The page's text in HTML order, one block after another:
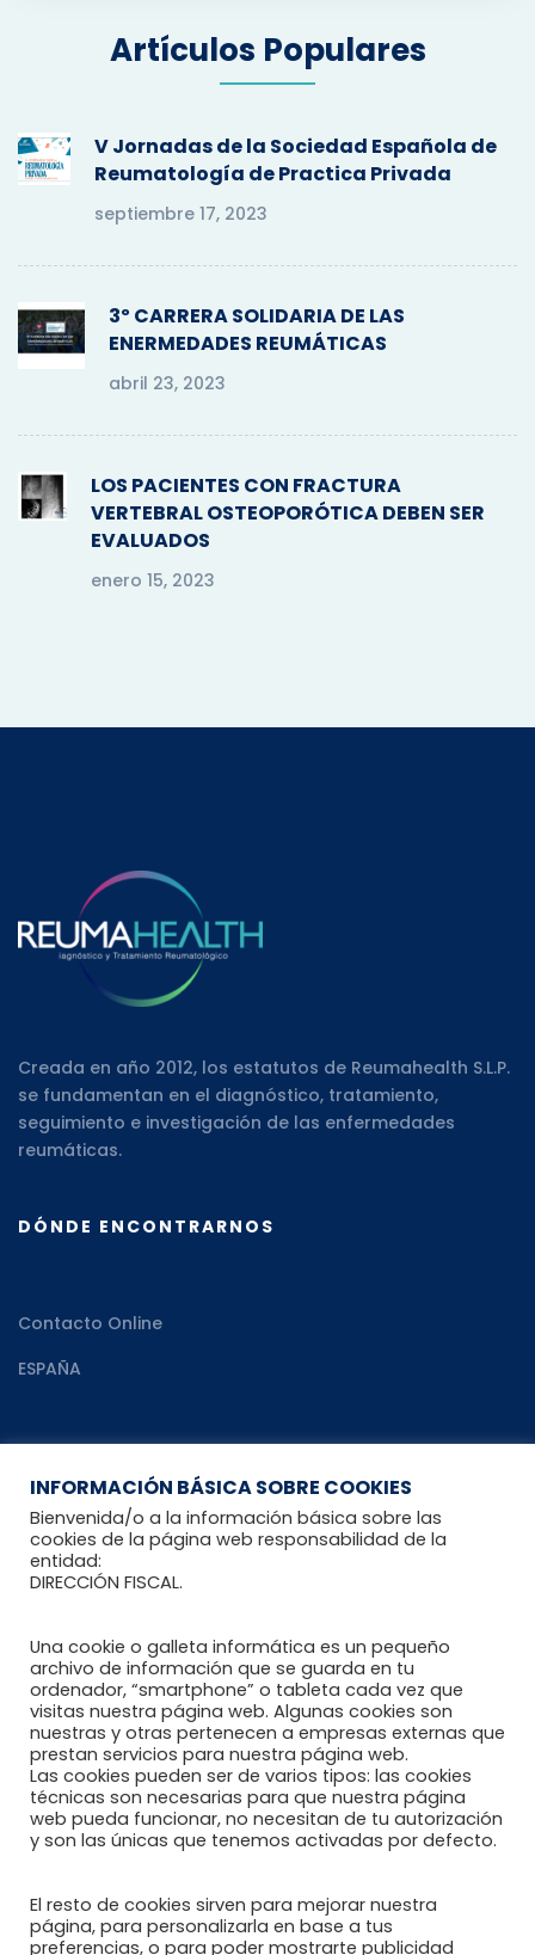
o
r
Artículos Populares
V Jornadas de la Sociedad Española de
Reumatología de Practica Privada
septiembre 17, 2023
3º CARRERA SOLIDARIA DE LAS
ENERMEDADES REUMÁTICAS
abril 23, 2023
LOS PACIENTES CON FRACTURA
VERTEBRAL OSTEOPORÓTICA DEBEN SER
EVALUADOS
enero 15, 2023
Creada en año 2012, los estatutos de Reumahealth S.L.P.
se fundamentan en el diagnóstico, tratamiento,
seguimiento e investigación de las enfermedades
reumáticas.
DÓNDE ENCONTRARNOS
Contacto Online
ESPAÑA
Recomendaciones al paciente reumático
Enlaces de interés
DOCUMENTOS
Política de Privacidad
Política de Cookies
INFORMACIÓN BÁSICA SOBRE COOKIES
Bienvenida/o a la información básica sobre las
cookies de la página web responsabilidad de la
entidad:
DIRECCIÓN FISCAL.
Una cookie o galleta informática es un pequeño
archivo de información que se guarda en tu
ordenador, “smartphone” o tableta cada vez que
visitas nuestra página web. Algunas cookies son
nuestras y otras pertenecen a empresas externas que
prestan servicios para nuestra página web.
Las cookies pueden ser de varios tipos: las cookies
técnicas son necesarias para que nuestra página
web pueda funcionar, no necesitan de tu autorización
y son las únicas que tenemos activadas por defecto.
El resto de cookies sirven para mejorar nuestra
página, para personalizarla en base a tus
preferencias, o para poder mostrarte publicidad